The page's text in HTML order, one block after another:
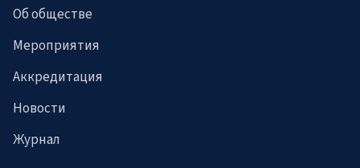
Об обществе
Мероприятия
Аккредитация
Новости
Журнал